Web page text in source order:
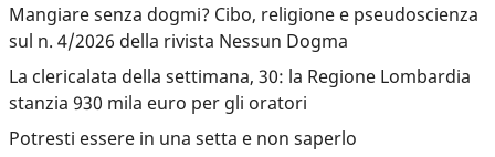
Mangiare senza dogmi? Cibo, religione e pseudoscienza
sul n. 4/2026 della rivista Nessun Dogma
La clericalata della settimana, 30: la Regione Lombardia
stanzia 930 mila euro per gli oratori
Potresti essere in una setta e non saperlo